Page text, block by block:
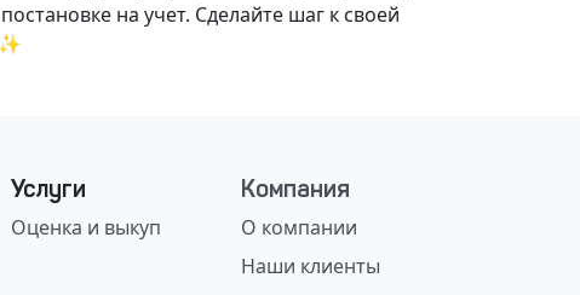
на учет. Сделайте шаг к своей
Услуги
Оценка и выкуп
Компания
О компании
Наши клиенты